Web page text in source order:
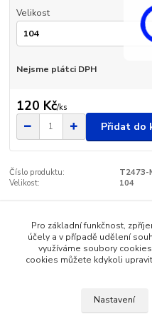
Velikost
Nejsme plátci DPH
120 Kč/ks
Přidat do
Číslo produktu:
T2473-
Velikost:
104
Zboží zařazeno v
Dětské oblečení
Pro základní funkčnost,
účely a v případě udělení
využíváme soubory
cookies můžete kdykoli
Nastavení